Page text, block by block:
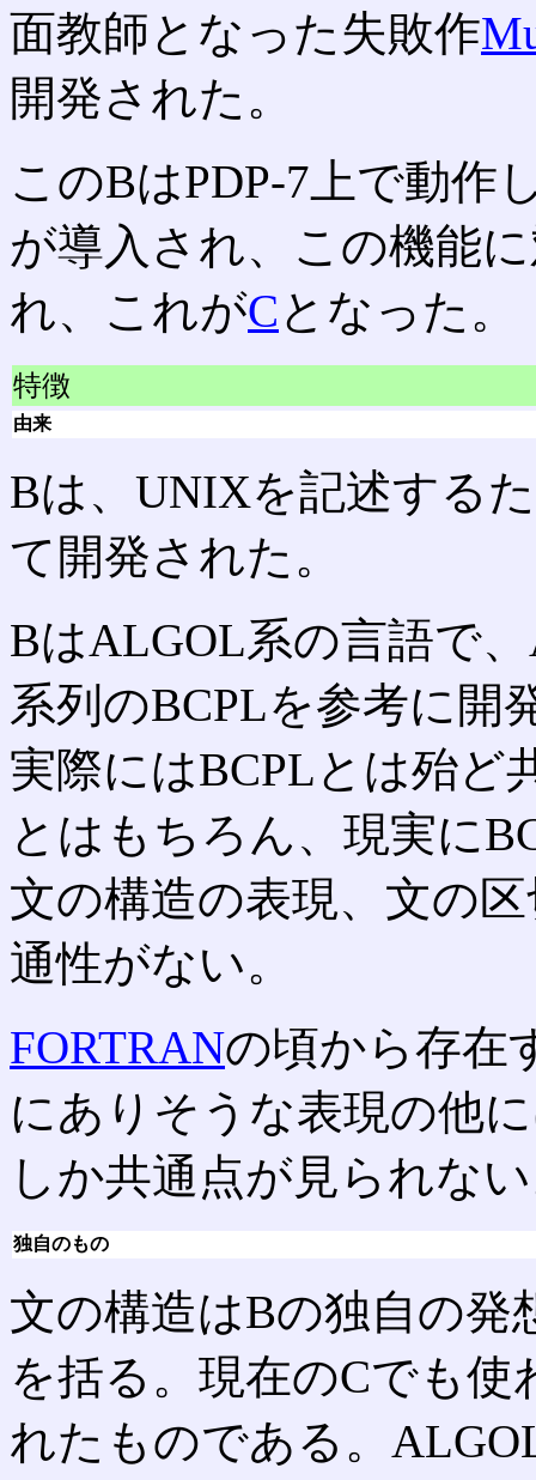
面教師となった失敗作
開発された。
このBはPDP-7上で動作
が導入され、この機能
れ、これがCとなった。
特徴
由来
Bは、UNIXを記述する
て開発された。
BはALGOL系の言語で
系列のBCPLを参考に開
実際にはBCPLとは殆ど
とはもちろん、現実に
文の構造の表現、文の
通性がない。
FORTRANの頃から存在
にありそうな表現の他
しか共通点が見られな
独自のもの
文の構造はBの独自の
を括る。現在のCでも
れたものである。